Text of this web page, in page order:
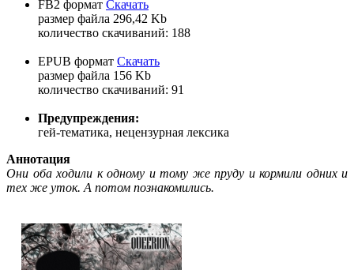
FB2 формат Скачать
размер файла 296,42 Kb
количество cкачиваний: 188
EPUB формат Скачать
размер файла 156 Kb
количество cкачиваний: 91
Предупреждения:
гей-тематика, нецензурная лексика
Аннотация
Они оба ходили к одному и тому же пруду и кормили одних и
тех же уток. А потом познакомились.